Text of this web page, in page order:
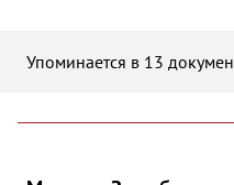
Упоминается в 13